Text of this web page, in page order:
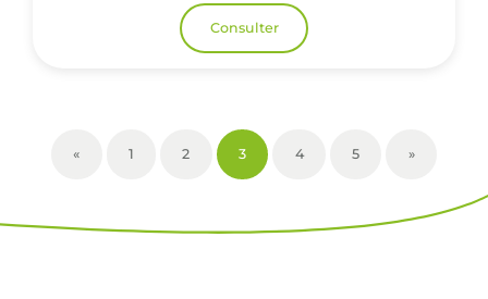
Consulter
« 1 2 3 4 5 »